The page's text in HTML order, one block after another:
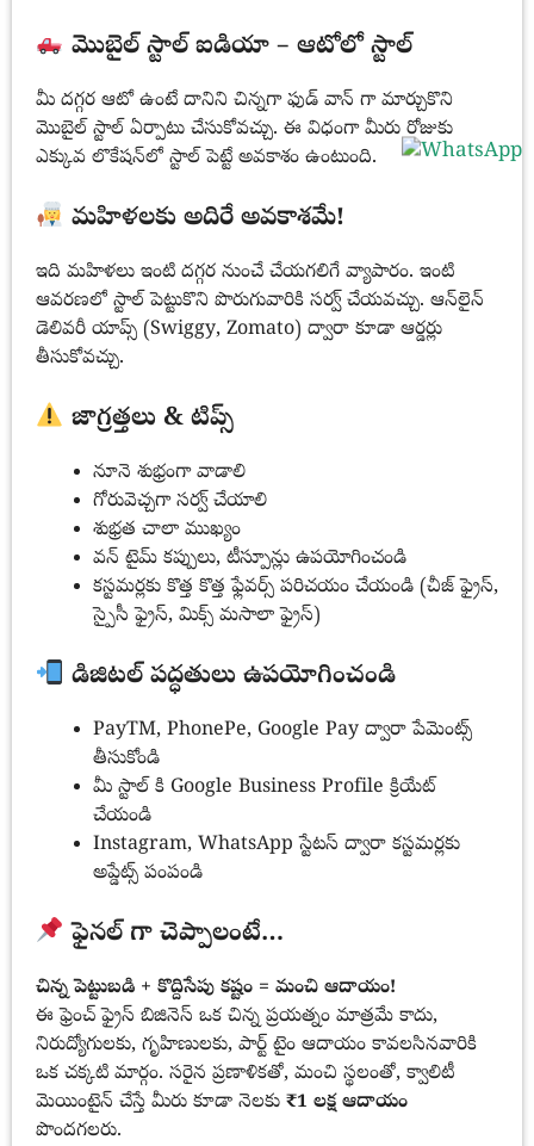
మొబైల్ స్టాల్ ఐడియా – ఆటోలో స్టాల్
మీ దగ్గర ఆటో ఉంటే దానిని చిన్నగా ఫుడ్ వాన్ గా మార్చుకొని
మొబైల్ స్టాల్ ఏర్పాటు చేసుకోవచ్చు. ఈ విధంగా మీరు రోజుకు
ఎక్కువ లొకేషన్‌లో స్టాల్ పెట్టే అవకాశం ఉంటుంది.
మహిళలకు అదిరే అవకాశమే!
ఇది మహిళలు ఇంటి దగ్గర నుంచే చేయగలిగే వ్యాపారం. ఇంటి
ఆవరణలో స్టాల్ పెట్టుకొని పొరుగువారికి సర్వ్ చేయవచ్చు. ఆన్‌లైన్
డెలివరీ యాప్స్ (Swiggy, Zomato) ద్వారా కూడా ఆర్డర్లు
తీసుకోవచ్చు.
జాగ్రత్తలు & టిప్స్
నూనె శుభ్రంగా వాడాలి
గోరువెచ్చగా సర్వ్ చేయాలి
శుభ్రత చాలా ముఖ్యం
వన్ టైమ్ కప్పులు, టీస్పూన్లు ఉపయోగించండి
కస్టమర్లకు కొత్త కొత్త ఫ్లేవర్స్ పరిచయం చేయండి (చీజ్ ఫ్రైస్,
స్పైసీ ఫ్రైస్, మిక్స్ మసాలా ఫ్రైస్)
డిజిటల్ పద్ధతులు ఉపయోగించండి
PayTM, PhonePe, Google Pay ద్వారా పేమెంట్స్
తీసుకోండి
మీ స్టాల్ కి Google Business Profile క్రియేట్
చేయండి
Instagram, WhatsApp స్టేటస్ ద్వారా కస్టమర్లకు
అప్డేట్స్ పంపండి
ఫైనల్ గా చెప్పాలంటే…
చిన్న పెట్టుబడి + కొద్దిసేపు కష్టం = మంచి ఆదాయం!
ఈ ఫ్రెంచ్ ఫ్రైస్ బిజినెస్ ఒక చిన్న ప్రయత్నం మాత్రమే కాదు,
నిరుద్యోగులకు, గృహిణులకు, పార్ట్ టైం ఆదాయం కావలసినవారికి
ఒక చక్కటి మార్గం. సరైన ప్రణాళికతో, మంచి స్థలంతో, క్వాలిటీ
మెయింటైన్ చేస్తే మీరు కూడా నెలకు ₹1 లక్ష ఆదాయం
పొందగలరు.